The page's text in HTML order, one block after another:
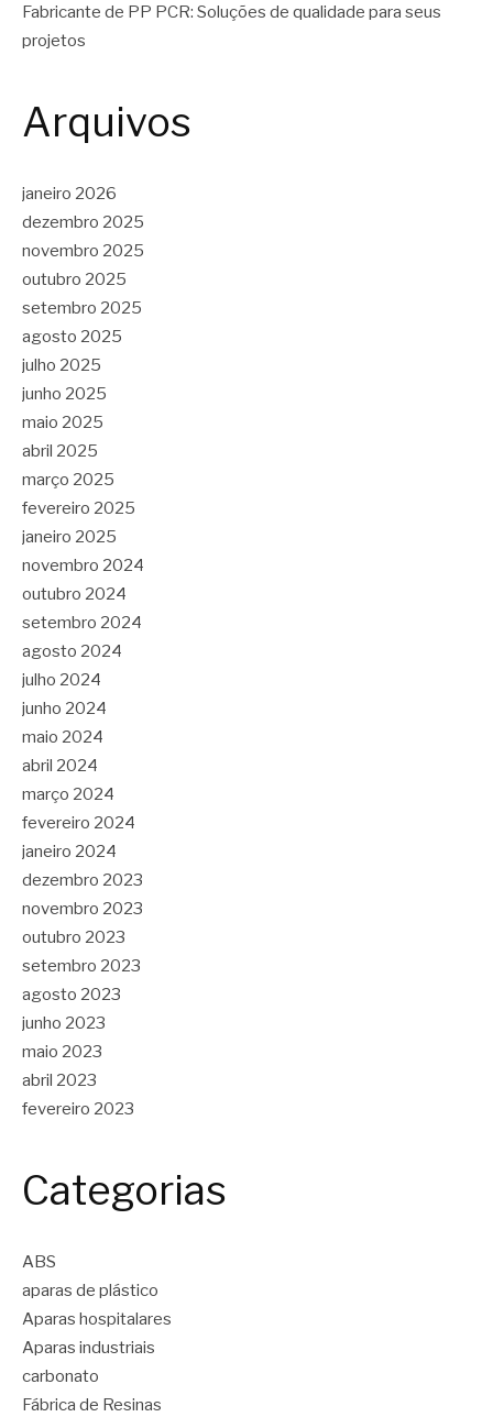
Fabricante de PP PCR: Soluções de qualidade para seus
projetos
Arquivos
janeiro 2026
dezembro 2025
novembro 2025
outubro 2025
setembro 2025
agosto 2025
julho 2025
junho 2025
maio 2025
abril 2025
março 2025
fevereiro 2025
janeiro 2025
novembro 2024
outubro 2024
setembro 2024
agosto 2024
julho 2024
junho 2024
maio 2024
abril 2024
março 2024
fevereiro 2024
janeiro 2024
dezembro 2023
novembro 2023
outubro 2023
setembro 2023
agosto 2023
junho 2023
maio 2023
abril 2023
fevereiro 2023
Categorias
ABS
aparas de plástico
Aparas hospitalares
Aparas industriais
carbonato
Fábrica de Resinas